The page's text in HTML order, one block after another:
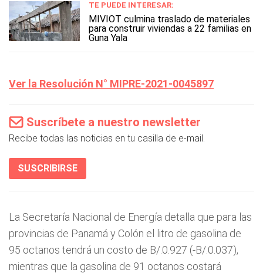
TE PUEDE INTERESAR:
MIVIOT culmina traslado de materiales
para construir viviendas a 22 familias en
Guna Yala
Ver la Resolución N° MIPRE-2021-0045897
Suscríbete a nuestro newsletter
Recibe todas las noticias en tu casilla de e-mail.
SUSCRIBIRSE
La Secretaría Nacional de Energía detalla que para las
provincias de Panamá y Colón el litro de gasolina de
95 octanos tendrá un costo de B/.0.927 (-B/.0.037),
mientras que la gasolina de 91 octanos costará